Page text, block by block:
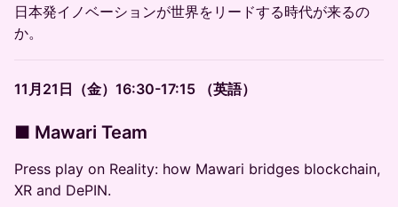
日本発イノベーションが世界をリードする時代が来るの
か。
11月21日（金）16:30-17:15 （英語）
■ Mawari Team
Press play on Reality: how Mawari bridges blockchain,
XR and DePIN.